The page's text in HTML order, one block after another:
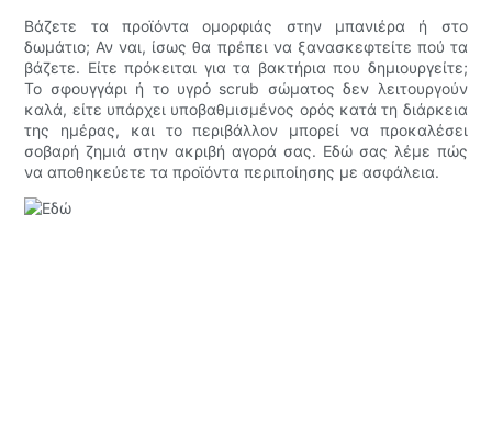
Βάζετε τα προϊόντα ομορφιάς στην μπανιέρα ή στο
δωμάτιο; Αν ναι, ίσως θα πρέπει να ξανασκεφτείτε πού τα
βάζετε. Είτε πρόκειται για τα βακτήρια που δημιουργείτε;
Το σφουγγάρι ή το υγρό scrub σώματος δεν λειτουργούν
καλά, είτε υπάρχει υποβαθμισμένος ορός κατά τη διάρκεια
της ημέρας, και το περιβάλλον μπορεί να προκαλέσει
σοβαρή ζημιά στην ακριβή αγορά σας. Εδώ σας λέμε πώς
να αποθηκεύετε τα προϊόντα περιποίησης με ασφάλεια.